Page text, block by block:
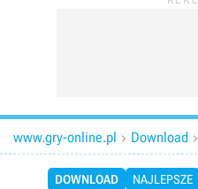
www.gry-online.pl  Download 
DOWNLOAD NAJLEPSZE